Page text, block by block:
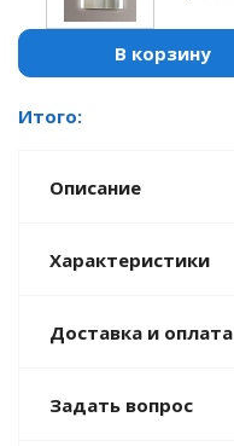
В корзину
Итого:
Описание
Характеристики
Доставка и оплата
Задать вопрос